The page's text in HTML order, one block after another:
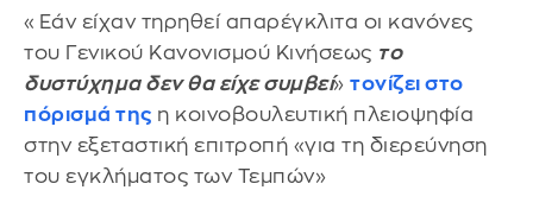
«Εάν είχαν τηρηθεί απαρέγκλιτα οι κανόνες
του Γενικού Κανονισμού Κινήσεως το
δυστύχημα δεν θα είχε συμβεί» τονίζει στο
πόρισμά της η κοινοβουλευτική πλειοψηφία
στην εξεταστική επιτροπή «για τη διερεύνηση
του εγκλήματος των Τεμπών»